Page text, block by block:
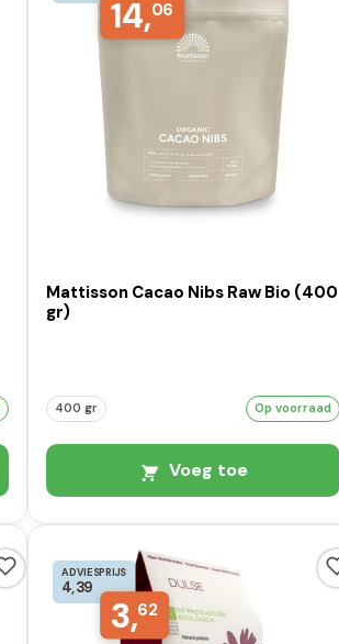
14,06
Mattisson Cacao Nibs Raw Bio (400
gr)
400 gr Op voorraad
Voeg toe
ADVIESPRIJS
4,39
3,62